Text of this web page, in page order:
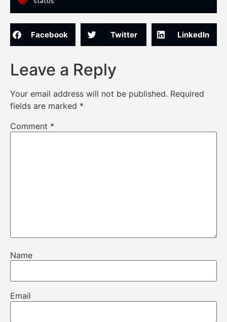
Facebook Twitter LinkedIn
Leave a Reply
Your email address will not be published. Required
fields are marked *
Comment *
Name
Email